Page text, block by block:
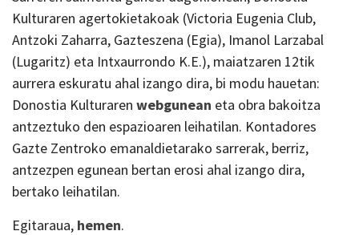
Kulturaren agertokietakoak (Victoria Eugenia Club,
Antzoki Zaharra, Gazteszena (Egia), Imanol Larzabal
(Lugaritz) eta Intxaurrondo K.E.), maiatzaren 12tik
aurrera eskuratu ahal izango dira, bi modu hauetan:
Donostia Kulturaren webgunean eta obra bakoitza
antzeztuko den espazioaren leihatilan. Kontadores
Gazte Zentroko emanaldietarako sarrerak, berriz,
antzezpen egunean bertan erosi ahal izango dira,
bertako leihatilan.
Egitaraua, hemen.